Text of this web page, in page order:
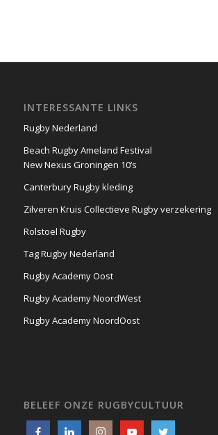
INTERESSANTE LINKS
Rugby Nederland
Beach Rugby Ameland Festival
New Nexus Groningen 10’s
Canterbury Rugby kleding
Zilveren Kruis Collectieve Rugby verzekering
Rolstoel Rugby
Tag Rugby Nederland
Rugby Academy Oost
Rugby Academy NoordWest
Rugby Academy NoordOost
BELEEF ONZE RUGBYCULTUUR